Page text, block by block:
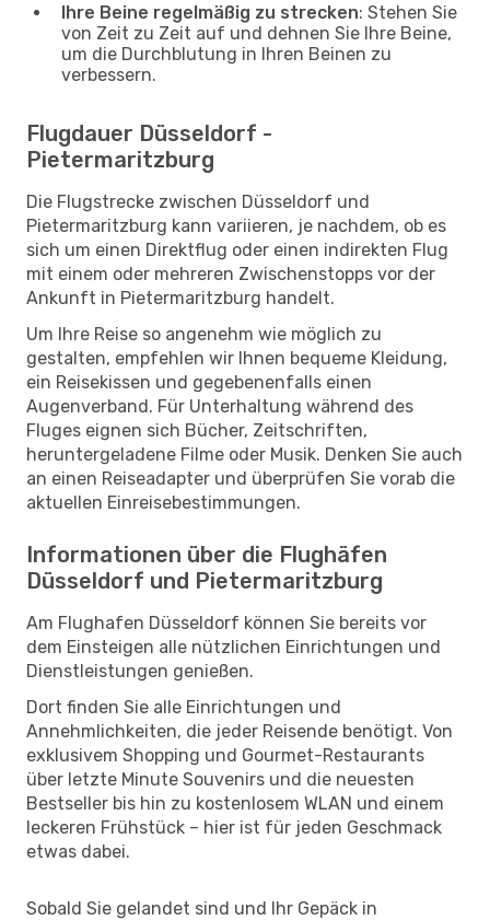
Ihre Beine regelmäßig zu strecken: Stehen Sie
von Zeit zu Zeit auf und dehnen Sie Ihre Beine,
um die Durchblutung in Ihren Beinen zu
verbessern.
Flugdauer Düsseldorf -
Pietermaritzburg
Die Flugstrecke zwischen Düsseldorf und
Pietermaritzburg kann variieren, je nachdem, ob es
sich um einen Direktflug oder einen indirekten Flug
mit einem oder mehreren Zwischenstopps vor der
Ankunft in Pietermaritzburg handelt.
Um Ihre Reise so angenehm wie möglich zu
gestalten, empfehlen wir Ihnen bequeme Kleidung,
ein Reisekissen und gegebenenfalls einen
Augenverband. Für Unterhaltung während des
Fluges eignen sich Bücher, Zeitschriften,
heruntergeladene Filme oder Musik. Denken Sie auch
an einen Reiseadapter und überprüfen Sie vorab die
aktuellen Einreisebestimmungen.
Informationen über die Flughäfen
Düsseldorf und Pietermaritzburg
Am Flughafen Düsseldorf können Sie bereits vor
dem Einsteigen alle nützlichen Einrichtungen und
Dienstleistungen genießen.
Dort finden Sie alle Einrichtungen und
Annehmlichkeiten, die jeder Reisende benötigt. Von
exklusivem Shopping und Gourmet-Restaurants
über letzte Minute Souvenirs und die neuesten
Bestseller bis hin zu kostenlosem WLAN und einem
leckeren Frühstück – hier ist für jeden Geschmack
etwas dabei.
Sobald Sie gelandet sind und Ihr Gepäck in